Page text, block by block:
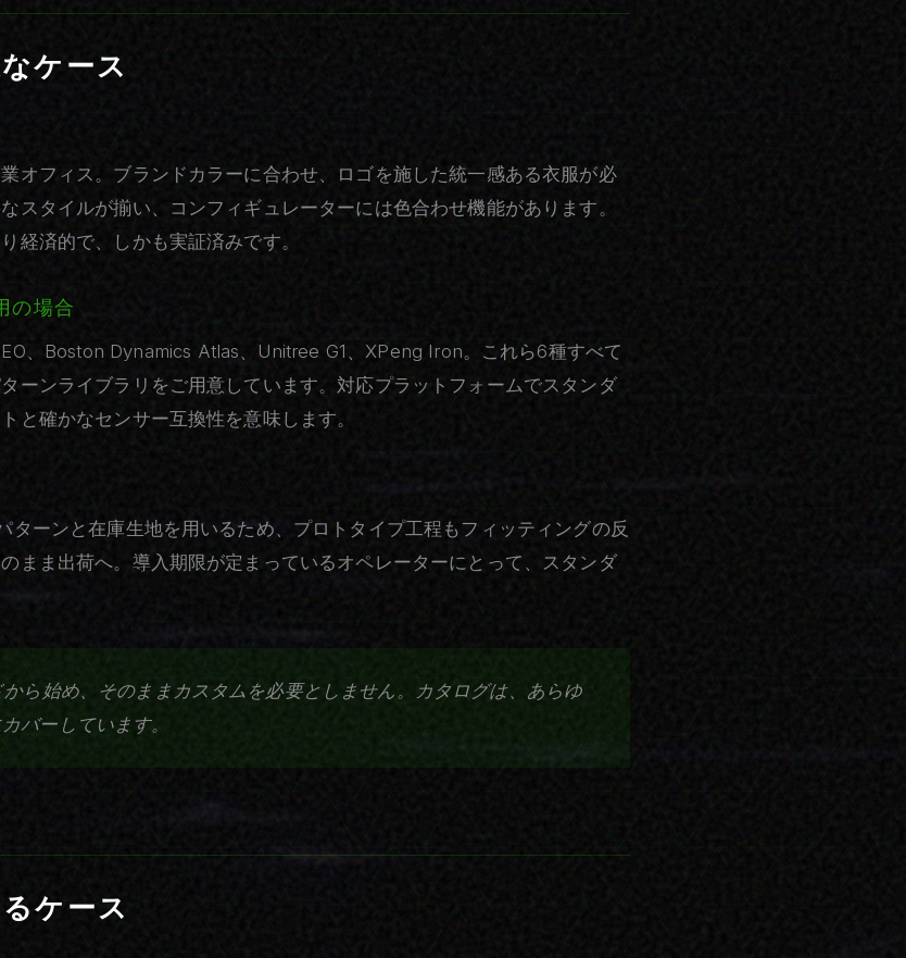
ケース
オフィス。ブランドカラーに合わせ、ロゴを施した統一感ある衣服が必
スタイルが揃い、コンフィギュレーターには色合わせ機能があります。
経済的で、しかも実証済みです。
の場合
、Boston Dynamics Atlas、Unitree G1、XPeng Iron。これら6種すべて
ーンライブラリをご用意しています。対応プラットフォームでスタンダ
と確かなセンサー互換性を意味します。
ターンと在庫生地を用いるため、プロトタイプ工程もフィッティングの反
まま出荷へ。導入期限が定まっているオペレーターにとって、スタンダ
ら始め、そのままカスタムを必要としません。カタログは、あらゆ
バーしています。
ケース